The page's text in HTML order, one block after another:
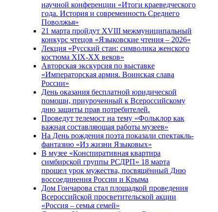
научной конференции «Итоги краеведческого
года. История и современность Среднего
Поволжья»
21 марта пройдут XVIII межмуниципальный
конкурс чтецов «Языковские чтения – 2026»
Лекция «Русский стан: символика женского
костюма XIX-XX веков»
Авторская экскурсия по выставке
«Императорская армия. Воинская слава
России»
День оказания бесплатной юридической
помощи, приуроченный к Всероссийскому
дню защиты прав потребителей.
Проведут телемост на тему «Фольклор как
важная составляющая работы музеев»
На День рождения поэта показали спектакль-
фантазию «Из жизни Языковых»
В музее «Конспиративная квартира
симбирской группы РСДРП» 18 марта
прошел урок мужества, посвящённый Дню
воссоединения России и Крыма
Дом Гончарова стал площадкой проведения
Всероссийской просветительской акции
«Россия – семья семей»